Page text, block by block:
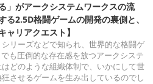
」がアークシステムワークスの流
る2.5D格闘ゲームの開発の裏側と、
ャリアクエスト】
シリーズなどで知られ、世界的な格闘ゲ
も圧倒的な存在感を放つアークシステ
どのような組織体制で、いかにして世
させるゲームを生み出しているのでし